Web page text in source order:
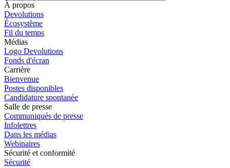
À propos
Devolutions
Écosystème
Fil du temps
Médias
Logo Devolutions
Fonds d'écran
Carrière
Bienvenue
Postes disponibles
Candidature spontanée
Salle de presse
Communiqués de presse
Infolettres
Dans les médias
Webinaires
Sécurité et conformité
Sécurité